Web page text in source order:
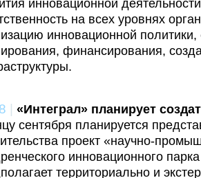
инновационной
на всех уровнях
инновационной
финансирования,
| «Интеграл» планирует
сентября планируется
проект «научно-
инновационного
территориально и